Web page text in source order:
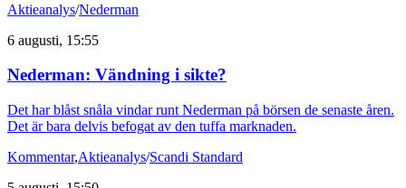
Aktieanalys/Nederman
6 augusti, 15:55
Nederman: Vändning i sikte?
Det har blåst snåla vindar runt Nederman på börsen de senaste åren.
Det är bara delvis befogat av den tuffa marknaden.
Kommentar,Aktieanalys/Scandi Standard